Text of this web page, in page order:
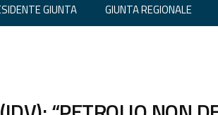
GIUNTA GIUNTA REGIONALE